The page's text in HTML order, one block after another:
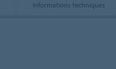
Informations techniques